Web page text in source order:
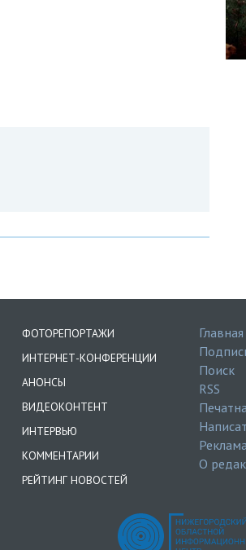
ФОТОРЕПОРТАЖИ
ИНТЕРНЕТ-КОНФЕРЕНЦИИ
АНОНСЫ
ВИДЕОКОНТЕНТ
ИНТЕРВЬЮ
КОММЕНТАРИИ
РЕЙТИНГ НОВОСТЕЙ
Главная
Поиск
RSS
О